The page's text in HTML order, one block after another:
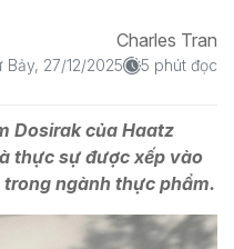
Charles Tran
Bảy, 27/12/2025 5 phút đọc
Dosirak của Haatz
thực sự được xếp vào
ngành thực phẩm.